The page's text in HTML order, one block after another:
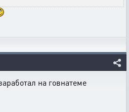
на говнатеме